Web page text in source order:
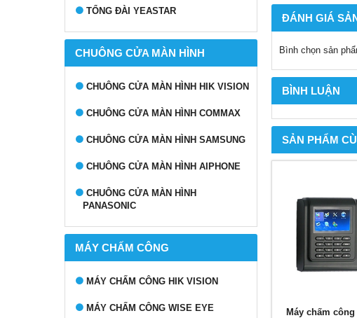
TỔNG ĐÀI YEASTAR
CHUÔNG CỬA MÀN HÌNH
CHUÔNG CỬA MÀN HÌNH HIK VISION
CHUÔNG CỬA MÀN HÌNH COMMAX
CHUÔNG CỬA MÀN HÌNH SAMSUNG
CHUÔNG CỬA MÀN HÌNH AIPHONE
CHUÔNG CỬA MÀN HÌNH
PANASONIC
MÁY CHẤM CÔNG
MÁY CHẤM CÔNG HIK VISION
MÁY CHẤM CÔNG WISE EYE
ĐÁNH GIÁ
Bình chọn sản
BÌNH LUẬN
SẢN PHẨM
Máy chấm công